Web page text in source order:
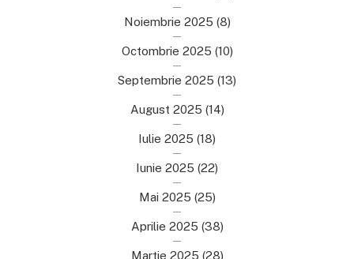
Noiembrie 2025 (8)
Octombrie 2025 (10)
Septembrie 2025 (13)
August 2025 (14)
Iulie 2025 (18)
Iunie 2025 (22)
Mai 2025 (25)
Aprilie 2025 (38)
Martie 2025 (28)